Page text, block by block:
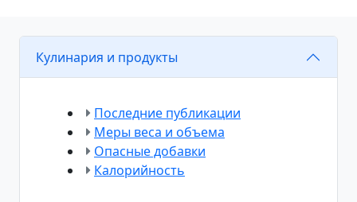
Кулинария и продукты
Последние публикации
Меры веса и объема
Опасные добавки
Калорийность